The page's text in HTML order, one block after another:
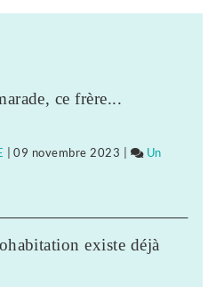
ce frère...
|09 novembre 2023
Un
existe déjà